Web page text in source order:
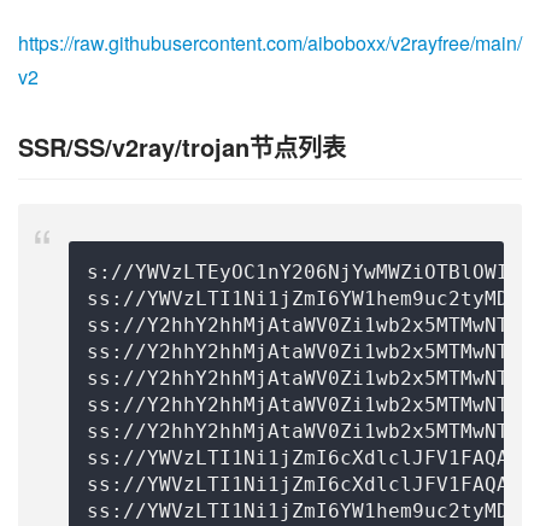
https://raw.githubusercontent.com/aiboboxx/v2rayfree/main/
v2
SSR/SS/v2ray/trojan节点列表
s://
ss://
ss://
ss://
ss://
ss://
ss://
ss://
ss://
ss://